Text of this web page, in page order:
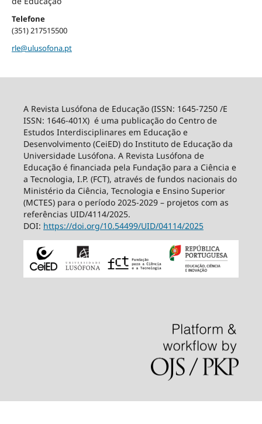
Telefone
(351) 217515500
rle@ulusofona.pt
A Revista Lusófona de Educação (ISSN: 1645-7250 /E
ISSN: 1646-401X) é uma publicação do Centro de
Estudos Interdisciplinares em Educação e
Desenvolvimento (CeiED) do Instituto de Educação da
Universidade Lusófona. A Revista Lusófona de
Educação é financiada pela Fundação para a Ciência e
a Tecnologia, I.P. (FCT), através de fundos nacionais do
Ministério da Ciência, Tecnologia e Ensino Superior
(MCTES) para o período 2025-2029 – projetos com as
referências UID/4114/2025.
DOI: https://doi.org/10.54499/UID/04114/2025